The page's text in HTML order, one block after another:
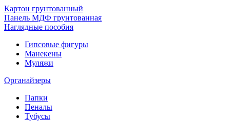
Картон грунтованный
Панель МДФ грунтованная
Наглядные пособия
Гипсовые фигуры
Манекены
Муляжи
Органайзеры
Папки
Пеналы
Тубусы